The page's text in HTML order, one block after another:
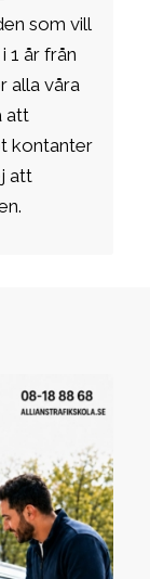
som vill
1 år från
alla våra
att
kontanter
att